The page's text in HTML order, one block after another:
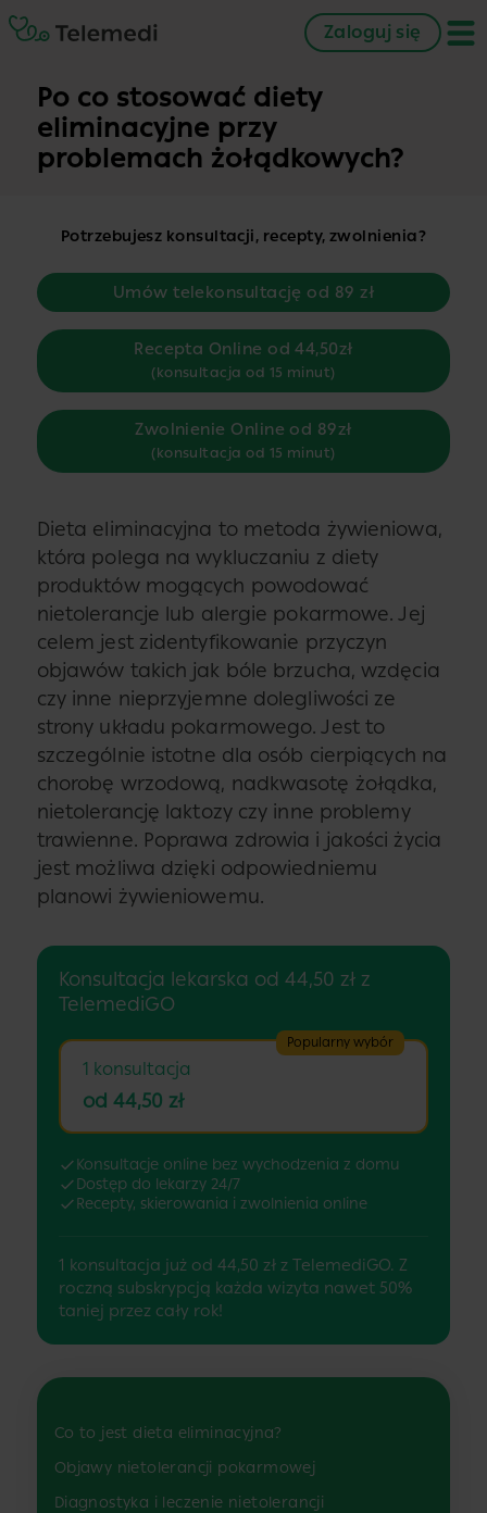
Zaloguj się
Po co stosować diety
eliminacyjne przy
problemach żołądkowych?
Potrzebujesz konsultacji, recepty, zwolnienia?
Umów telekonsultację od 89 zł
Recepta Online od 44,50zł
(konsultacja od 15 minut)
Zwolnienie Online od 89zł
(konsultacja od 15 minut)
Dieta eliminacyjna to metoda żywieniowa,
która polega na wykluczaniu z diety
produktów mogących powodować
nietolerancje lub alergie pokarmowe. Jej
celem jest zidentyfikowanie przyczyn
objawów takich jak bóle brzucha, wzdęcia
czy inne nieprzyjemne dolegliwości ze
strony układu pokarmowego. Jest to
szczególnie istotne dla osób cierpiących na
chorobę wrzodową, nadkwasotę żołądka,
nietolerancję laktozy czy inne problemy
trawienne. Poprawa zdrowia i jakości życia
jest możliwa dzięki odpowiedniemu
planowi żywieniowemu.
Konsultacja lekarska od 44,50 zł z
TelemediGO
Popularny wybór
1 konsultacja
od 44,50 zł
Konsultacje online bez wychodzenia z domu
Dostęp do lekarzy 24/7
Recepty, skierowania i zwolnienia online
1 konsultacja już od 44,50 zł z TelemediGO. Z
roczną subskrypcją każda wizyta nawet 50%
taniej przez cały rok!
Co to jest dieta eliminacyjna?
Objawy nietolerancji pokarmowej
Diagnostyka i leczenie nietolerancji